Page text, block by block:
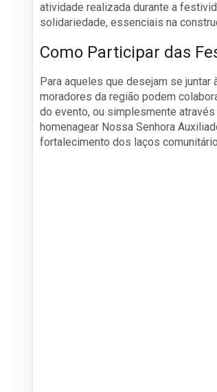
atividade realizada durante a
solidariedade, essenciais na
Como Participar das
Para aqueles que desejam se
moradores da região podem
do evento, ou simplesmente
homenagear Nossa Senhora
fortalecimento dos laços